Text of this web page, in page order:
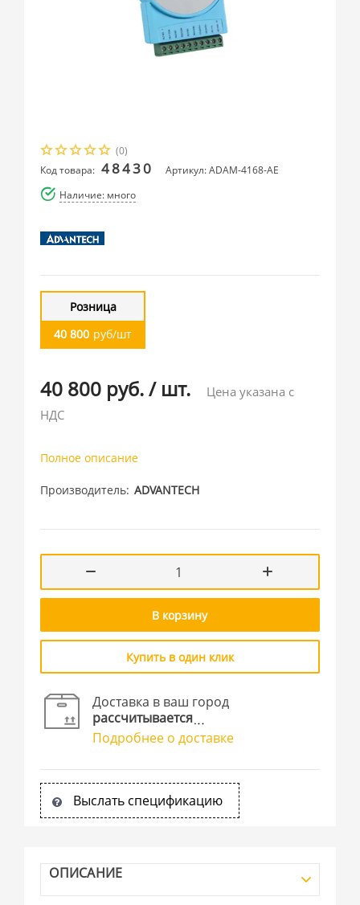
(0)
Код товара: 48430
Артикул: ADAM-4168-AE
Наличие: много
Розница
40 800 руб/шт
40 800 руб./ шт.
Цена указана с
НДС
Полное описание
Производитель ADVANTECH
В корзину
Купить в один клик
Доставка в ваш город
рассчитывается
Подробнее о доставке
Выслать спецификацию
ОПИСАНИЕ